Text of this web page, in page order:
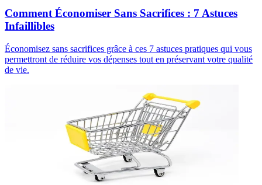
Comment Économiser Sans Sacrifices : 7 Astuces
Infaillibles
Économisez sans sacrifices grâce à ces 7 astuces pratiques qui vous
permettront de réduire vos dépenses tout en préservant votre qualité
de vie.